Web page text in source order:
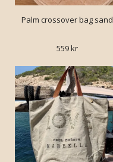
Palm crossover bag sand
559 kr